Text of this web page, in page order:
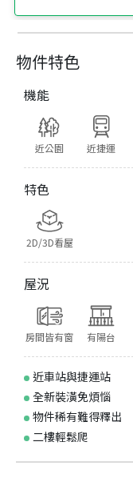
物件特色
機能
近公園 近捷運
特色
2D/3D看屋
屋況
房間皆有窗 有陽台
近車站與捷運站
全新裝潢免煩惱
物件稀有難得釋出
二樓輕鬆爬